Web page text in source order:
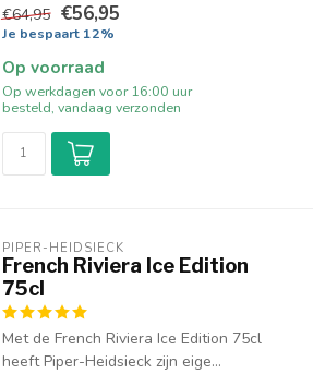
€64,95 €56,95
Je bespaart 12%
Op voorraad
Op werkdagen voor 16:00 uur
besteld, vandaag verzonden
PIPER-HEIDSIECK
French Riviera Ice Edition
75cl
Met de French Riviera Ice Edition 75cl
heeft Piper-Heidsieck zijn eige...